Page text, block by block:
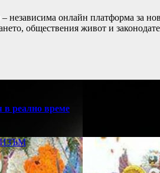
независима онлайн платформа за
обществения живот и
реално време